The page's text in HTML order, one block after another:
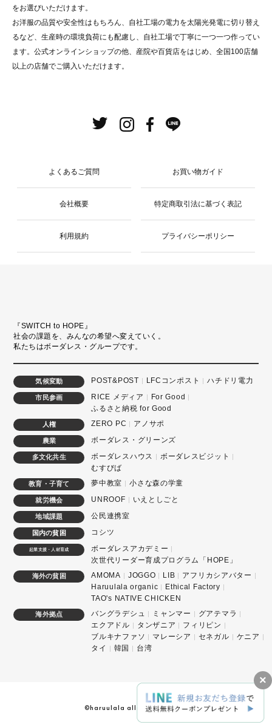
×
をお選びいただけます。
お洋服の品質や安全性はもちろん、自社工場の電力を太陽光発電に切り替え
るなど、生産時の環境負荷にも配慮し、自社工場で丁寧に一つ一つ作ってい
ます。公式オンラインショップの他、産院や百貨店をはじめ、全国100店舗
以上の店舗でご購入いただけます。
よくあるご質問 お買い物ガイド
会社概要 特定商取引法に基づく表記
利用規約 プライバシーポリシー
『SWITCH to HOPE』
社会の課題を、みんなの希望へ変えていく。
私たちはボーダレス・グループです。
気候変動 POST&POST LFCコンポスト ハチドリ電力
市民参画 RICE メディア
For Good
ふるさと納税 for Good
人権 ZERO PC アノサポ
農業 ボーダレス・グリーンズ
多文化共生 ボーダレスハウス
ボーダレスビジット
むすびば
教育・子育て 夢中教室 小さな森の学童
就労機会 UNROOF いえとしごと
地域課題 公民連携室
国内の貧困 コシツ
起業支援・人材育成
ボーダレスアカデミー
次世代リーダー育成プログラム「HOPE」
海外の貧困 AMOMA JOGGO LIB
アフリカシアバター
Haruulala organic
Ethical Factory
TAO's NATIVE CHICKEN
海外拠点 バングラデシュ ミャンマー
グアテマラ
エクアドル
タンザニア
フィリピン
ブルキナファソ
マレーシア セネガル
ケニア
タイ
韓国 台湾
©haruulala allright reserved.